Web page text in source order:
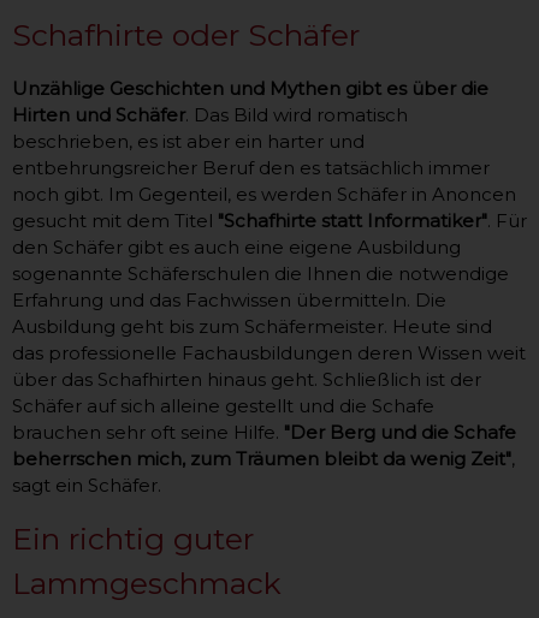
Schafhirte oder Schäfer
Unzählige Geschichten und Mythen gibt es über die
Hirten und Schäfer. Das Bild wird romatisch
beschrieben, es ist aber ein harter und
entbehrungsreicher Beruf den es tatsächlich immer
noch gibt. Im Gegenteil, es werden Schäfer in Anoncen
gesucht mit dem Titel "Schafhirte statt Informatiker". Für
den Schäfer gibt es auch eine eigene Ausbildung
sogenannte Schäferschulen die Ihnen die notwendige
Erfahrung und das Fachwissen übermitteln. Die
Ausbildung geht bis zum Schäfermeister. Heute sind
das professionelle Fachausbildungen deren Wissen weit
über das Schafhirten hinaus geht. Schließlich ist der
Schäfer auf sich alleine gestellt und die Schafe
brauchen sehr oft seine Hilfe. "Der Berg und die Schafe
beherrschen mich, zum Träumen bleibt da wenig Zeit",
sagt ein Schäfer.
Ein richtig guter
Lammgeschmack